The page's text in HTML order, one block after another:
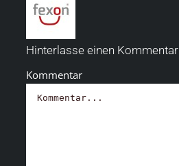
Hinterlasse einen Kommentar
Kommentar